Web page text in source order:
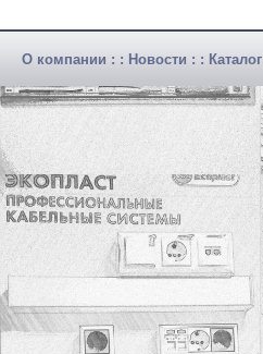
О компании : : Новости : : Каталог